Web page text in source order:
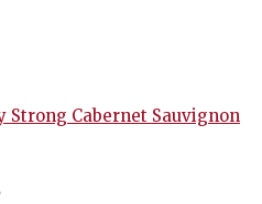
Strong Cabernet Sauvignon